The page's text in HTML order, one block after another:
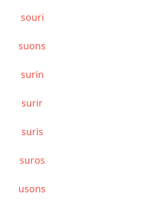
souri
suons
surin
surir
suris
suros
usons